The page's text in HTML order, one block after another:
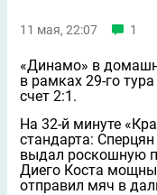
11 мая, 22:07 1
«Динамо» в
в рамках 29-го
счет 2:1.
На 32-й минуте
стандарта:
выдал роскошную
Диего Коста
отправил мяч в